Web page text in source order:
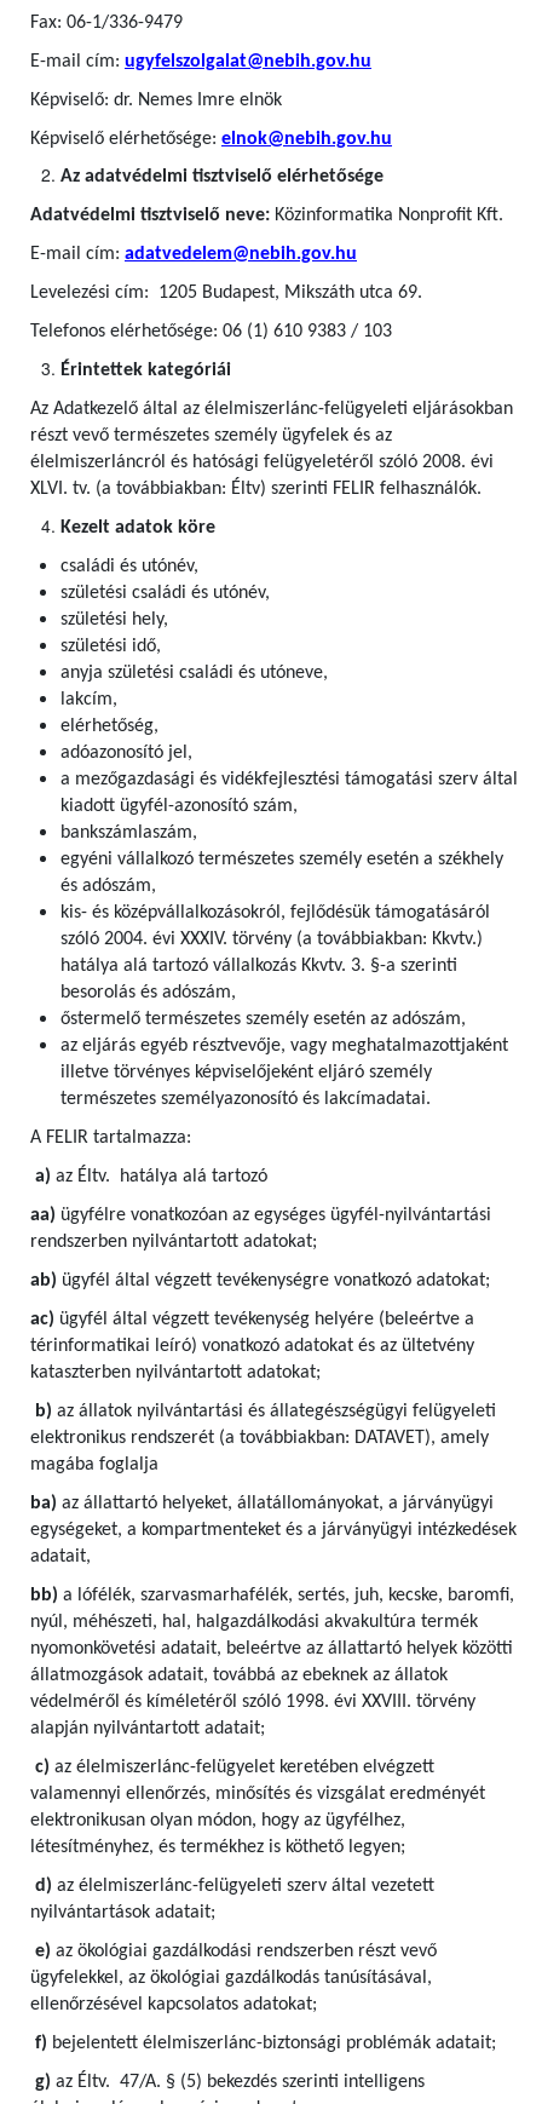
Fax: 06-1/336-9479
E-mail cím: ugyfelszolgalat@nebih.gov.hu
Képviselő: dr. Nemes Imre elnök
Képviselő elérhetősége: elnok@nebih.gov.hu
Az adatvédelmi tisztviselő elérhetősége
Adatvédelmi tisztviselő neve: Közinformatika Nonprofit Kft.
E-mail cím: adatvedelem@nebih.gov.hu
Levelezési cím: 1205 Budapest, Mikszáth utca 69.
Telefonos elérhetősége: 06 (1) 610 9383 / 103
Érintettek kategóriái
Az Adatkezelő által az élelmiszerlánc-felügyeleti eljárásokban
részt vevő természetes személy ügyfelek és az
élelmiszerláncról és hatósági felügyeletéről szóló 2008. évi
XLVI. tv. (a továbbiakban: Éltv) szerinti FELIR felhasználók.
Kezelt adatok köre
családi és utónév,
születési családi és utónév,
születési hely,
születési idő,
anyja születési családi és utóneve,
lakcím,
elérhetőség,
adóazonosító jel,
a mezőgazdasági és vidékfejlesztési támogatási szerv által
kiadott ügyfél-azonosító szám,
bankszámlaszám,
egyéni vállalkozó természetes személy esetén a székhely
és adószám,
kis- és középvállalkozásokról, fejlődésük támogatásáról
szóló 2004. évi XXXIV. törvény (a továbbiakban: Kkvtv.)
hatálya alá tartozó vállalkozás Kkvtv. 3. §-a szerinti
besorolás és adószám,
őstermelő természetes személy esetén az adószám,
az eljárás egyéb résztvevője, vagy meghatalmazottjaként
illetve törvényes képviselőjeként eljáró személy
természetes személyazonosító és lakcímadatai.
A FELIR tartalmazza:
a) az Éltv. hatálya alá tartozó
aa) ügyfélre vonatkozóan az egységes ügyfél-nyilvántartási
rendszerben nyilvántartott adatokat;
ab) ügyfél által végzett tevékenységre vonatkozó adatokat;
ac) ügyfél által végzett tevékenység helyére (beleértve a
térinformatikai leíró) vonatkozó adatokat és az ültetvény
kataszterben nyilvántartott adatokat;
b) az állatok nyilvántartási és állategészségügyi felügyeleti
elektronikus rendszerét (a továbbiakban: DATAVET), amely
magába foglalja
ba) az állattartó helyeket, állatállományokat, a járványügyi
egységeket, a kompartmenteket és a járványügyi intézkedések
adatait,
bb) a lófélék, szarvasmarhafélék, sertés, juh, kecske, baromfi,
nyúl, méhészeti, hal, halgazdálkodási akvakultúra termék
nyomonkövetési adatait, beleértve az állattartó helyek közötti
állatmozgások adatait, továbbá az ebeknek az állatok
védelméről és kíméletéről szóló 1998. évi XXVIII. törvény
alapján nyilvántartott adatait;
c) az élelmiszerlánc-felügyelet keretében elvégzett
valamennyi ellenőrzés, minősítés és vizsgálat eredményét
elektronikusan olyan módon, hogy az ügyfélhez,
létesítményhez, és termékhez is köthető legyen;
d) az élelmiszerlánc-felügyeleti szerv által vezetett
nyilvántartások adatait;
e) az ökológiai gazdálkodási rendszerben részt vevő
ügyfelekkel, az ökológiai gazdálkodás tanúsításával,
ellenőrzésével kapcsolatos adatokat;
f) bejelentett élelmiszerlánc-biztonsági problémák adatait;
g) az Éltv. 47/A. § (5) bekezdés szerinti intelligens